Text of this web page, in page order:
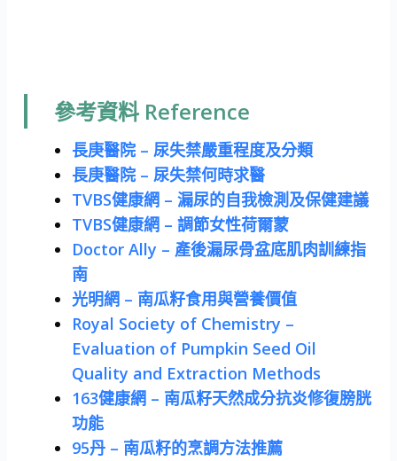
參考資料 Reference
長庚醫院 – 尿失禁嚴重程度及分類
長庚醫院 – 尿失禁何時求醫
TVBS健康網 – 漏尿的自我檢測及保健建議
TVBS健康網 – 調節女性荷爾蒙
Doctor Ally – 產後漏尿骨盆底肌肉訓練指
南
光明網 – 南瓜籽食用與營養價值
Royal Society of Chemistry –
Evaluation of Pumpkin Seed Oil
Quality and Extraction Methods
163健康網 – 南瓜籽天然成分抗炎修復膀胱
功能
95丹 – 南瓜籽的烹調方法推薦